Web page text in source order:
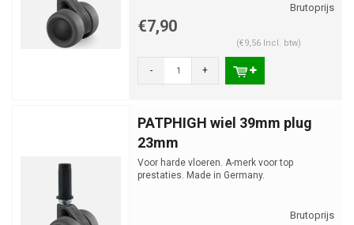
€7,90
(€9,56 Incl. btw)
- +
PATPHIGH wiel 39mm plug
23mm
Voor harde vloeren. A-merk voor top
prestaties. Made in Germany.